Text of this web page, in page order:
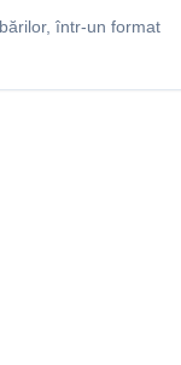
într-un format